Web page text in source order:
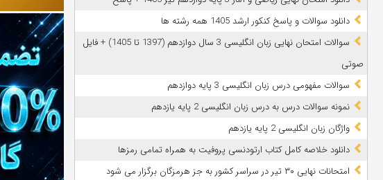
دانلود سوالات و پاسخ کنکور ارشد 1405 همه رشته ها
سوالات امتحان نهایی زبان انگلیسی 3 سال دوازدهم (1397 تا 1405) + فایل
صوتی
سوالات مفهومی درس زبان انگلیسی 3 پایه دوازدهم
نمونه سوالات درس به درس زبان انگلیسی 2 پایه یازدهم
واژگان زبان انگلیسی 2 پایه یازدهم
دانلود خلاصه کامل کتاب ارتودنسی پروفیت به همراه تمامی رمزها
امتحانات نهایی ۳۰ تیر در سراسر کشور به جز هرمزگان برگزار می شود